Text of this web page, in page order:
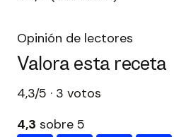
Opinión de lectores
Valora esta receta
4,3/5 · 3 votos
4,3 sobre 5